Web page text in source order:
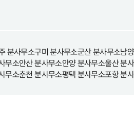
분사무소구미 분사무소군산 분사무소남
무소안산 분사무소안양 분사무소울산 분
무소춘천 분사무소평택 분사무소포항 분